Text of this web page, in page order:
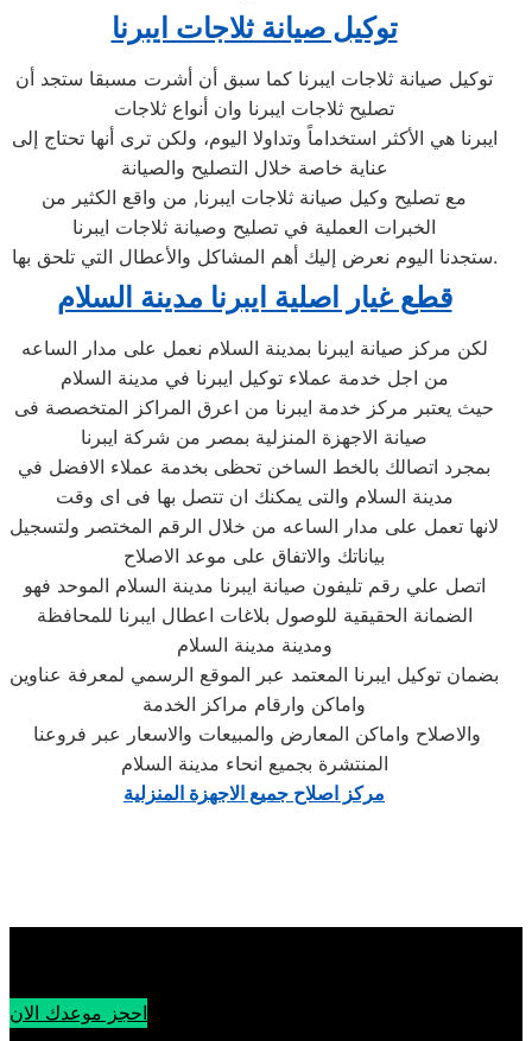
توكيل صيانة ثلاجات ايبرنا
توكيل صيانة ثلاجات ايبرنا كما سبق أن أشرت مسبقا ستجد أن
تصليح ثلاجات ايبرنا وان أنواع ثلاجات
ايبرنا هي الأكثر استخداماً وتداولا اليوم، ولكن ترى أنها تحتاج إلى
عناية خاصة خلال التصليح والصيانة
مع تصليح وكيل صيانة ثلاجات ايبرنا, من واقع الكثير من
الخبرات العملية في تصليح وصيانة ثلاجات ايبرنا
ستجدنا اليوم نعرض إليك أهم المشاكل والأعطال التي تلحق بها.
قطع غيار اصلية ايبرنا مدينة السلام
لكن مركز صيانة ايبرنا بمدينة السلام نعمل على مدار الساعه
من اجل خدمة عملاء توكيل ايبرنا في مدينة السلام
حيث يعتبر مركز خدمة ايبرنا من اعرق المراكز المتخصصة فى
صيانة الاجهزة المنزلية بمصر من شركة ايبرنا
بمجرد اتصالك بالخط الساخن تحظى بخدمة عملاء الافضل في
مدينة السلام والتى يمكنك ان تتصل بها فى اى وقت
لانها تعمل على مدار الساعه من خلال الرقم المختصر ولتسجيل
بياناتك والاتفاق على موعد الاصلاح
اتصل علي رقم تليفون صيانة ايبرنا مدينة السلام الموحد فهو
الضمانة الحقيقية للوصول بلاغات اعطال ايبرنا للمحافظة
ومدينة مدينة السلام
بضمان توكيل ايبرنا المعتمد عبر الموقع الرسمي لمعرفة عناوين
واماكن وارقام مراكز الخدمة
المنتشرة بجميع انحاء مدينة السلام
مركز اصلاح جميع الاجهزة المنزلية
احجز موعدك الان